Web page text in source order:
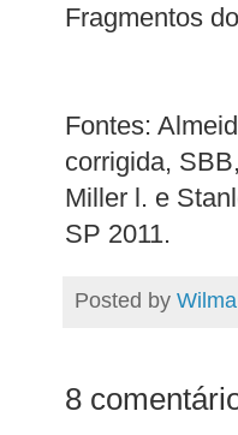
Fragmentos
Fontes:
corrigida,
Miller l. e
SP 2011.
Posted by
8